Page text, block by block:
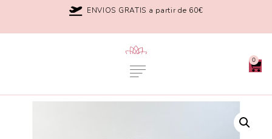
ENVIOS GRATIS a partir de 60€
0